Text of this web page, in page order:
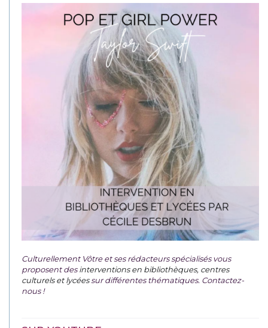
Culturellement Vôtre et ses rédacteurs spécialisés vous
proposent desinterventions en bibliothèques, centres
culturels et lycéessur différentes thématiques. Contactez-
nous !